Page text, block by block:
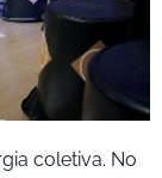
coletiva. No